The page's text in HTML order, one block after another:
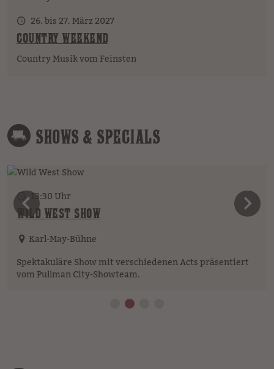
26. bis 27. März 2027
COUNTRY WEEKEND
Country Musik vom Feinsten
SHOWS & SPECIALS
13:30 Uhr
WILD WEST SHOW
Karl-May-Bühne
Spektakuläre Show mit verschiedenen Acts präsentiert
vom Pullman City-Showteam.
vorheriges Element